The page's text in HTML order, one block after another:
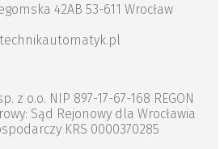
42AB 53-611 Wrocław
z o.o. NIP 897-17-67-168 REGON
Sąd Rejonowy dla Wrocławia
KRS 0000370285